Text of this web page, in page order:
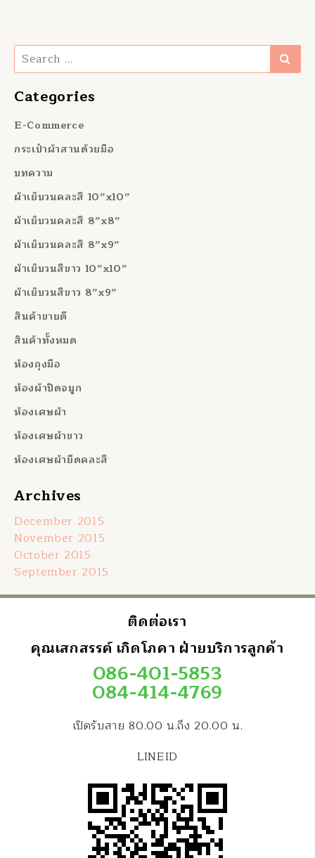
Search
Categories
E-Commerce
กระเป๋าผ้าสานด้วยมือ
บทความ
ผ้าเย็บวนคละสี 10”x10”
ผ้าเย็บวนคละสี 8”x8”
ผ้าเย็บวนคละสี 8”x9”
ผ้าเย็บวนสีขาว 10”x10”
ผ้าเย็บวนสีขาว 8”x9”
สินค้าขายดี
สินค้าทั้งหมด
ห้องถุงมือ
ห้องผ้าปิดจมูก
ห้องเศษผ้า
ห้องเศษผ้าขาว
ห้องเศษผ้ายืดคละสี
Archives
December 2015
November 2015
October 2015
September 2015
ติดต่อเรา
คุณเสกสรรค์ เกิดโภคา ฝ่ายบริการลูกค้า
086-401-5853
084-414-4769
เปิดรับสาย 80.00 น.ถึง 20.00 น.
LINEID